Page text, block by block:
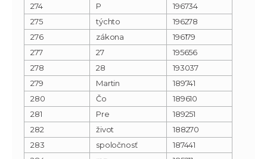
274
P
196734
275
týchto
196278
276
zákona
196179
277
27
195656
278
28
193037
279
Martin
189741
280
Čo
189610
281
Pre
189251
282
život
188270
283
spoločnosť
187441